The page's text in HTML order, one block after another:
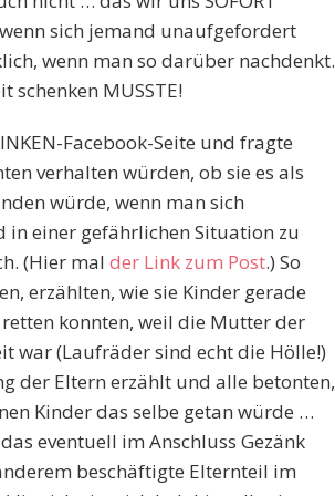
sich jemand unaufgefordert
wenn man so darüber nachdenkt.
MUSSTE!
Facebook-Seite und fragte
verhalten würden, ob sie es als
würde, wenn man sich
in einer gefährlichen Situation zu
(Hier mal der Link zum Post.) So
erzählten, wie sie Kinder gerade
konnten, weil die Mutter der
war (Laufräder sind echt die Hölle!)
der Eltern erzählt und alle betonten,
Kinder das selbe getan würde …
eventuell im Anschluss Gezänk
beschäftigte Elternteil im